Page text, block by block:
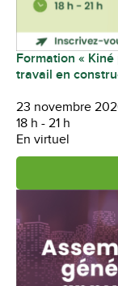
Formation «
travail en
23 novembre
18 h - 21 h
En virtuel